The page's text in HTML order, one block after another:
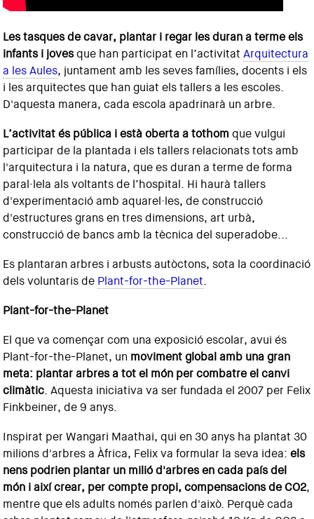
Les tasques de cavar, plantar i regar les duran a terme els
infants i jovesque han participat en l’activitatArquitectura
a les Aules, juntament amb les seves famílies, docents i els
i les arquitectes que han guiat els tallers a les escoles.
D'aquesta manera, cada escola apadrinarà un arbre.
L’activitat és pública i està oberta a tothom que vulgui
participar de la plantada i els tallers relacionats tots amb
l'arquitectura i la natura, que es duran a terme de forma
paral·lela als voltants de l’hospital. Hi haurà tallers
d'experimentació amb aquarel·les, de construcció
d'estructures grans en tres dimensions, art urbà,
construcció de bancs amb la tècnica del superadobe...
Es plantaran arbres i arbusts autòctons, sota la coordinació
dels voluntaris de Plant-for-the-Planet.
Plant-for-the-Planet
El que va començar com una exposició escolar, avui és
Plant-for-the-Planet, un moviment global amb una gran
meta: plantar arbres a tot el món per combatre el canvi
climàtic. Aquesta iniciativa va ser fundada el 2007 per Felix
Finkbeiner, de 9 anys.
Inspirat per Wangari Maathai, qui en 30 anys ha plantat 30
milions d'arbres a Àfrica, Felix va formular la seva idea: els
nens podrien plantar un milió d'arbres en cada país del
món i així crear, per compte propi, compensacions de CO2,
mentre que els adults només parlen d'això. Perquè cada